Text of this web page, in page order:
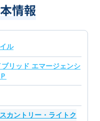
情報
ル
ブリッド エマージェンシ
カントリー・ライトク